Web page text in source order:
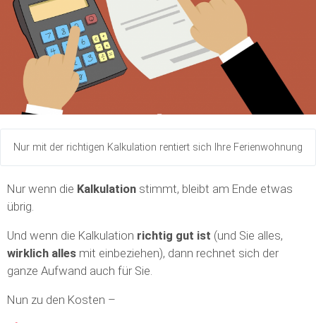
Nur mit der richtigen Kalkulation rentiert sich Ihre Ferienwohnung
Nur wenn die Kalkulation stimmt, bleibt am Ende etwas
übrig.
Und wenn die Kalkulation richtig gut ist (und Sie alles,
wirklich alles mit einbeziehen), dann rechnet sich der
ganze Aufwand auch für Sie.
Nun zu den Kosten –